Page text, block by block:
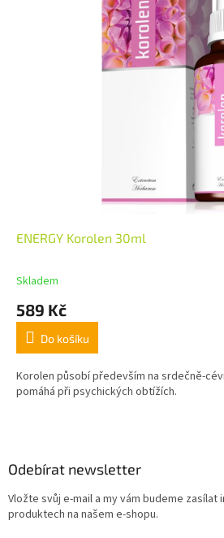
ENERGY Korolen 30ml
Skladem
589 Kč
Do košíku
Korolen působí především na srdečně-
pomáhá při psychických obtížích.
Odebírat newsletter
Vložte svůj e-mail a my vám budeme zasílat
produktech na našem e-shopu.